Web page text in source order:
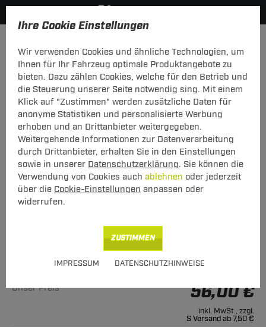
Ihre Cookie Einstellungen
Wir verwenden Cookies und ähnliche Technologien, um
Ihnen für Ihr Fahrzeug optimale Produktangebote zu
bieten. Dazu zählen Cookies, welche für den Betrieb und
die Steuerung unserer Seite notwendig sing. Mit einem
Klick auf "Zustimmen" werden zusätzliche Daten für
anonyme Statistiken und personalisierte Werbung
erhoben und an Drittanbieter weitergegeben.
Weitergehende Informationen zur Datenverarbeitung
durch Drittanbieter, erhalten Sie in den Einstellungen
sowie in unserer Datenschutzerklärung. Sie können die
Verwendung von Cookies auch ablehnen oder jederzeit
über die Cookie-Einstellungen anpassen oder
widerrufen.
IMPRESSUM DATENSCHUTZHINWEISE
ZUSTIMMEN
Hier geht's zur Fahrzeugübersicht: Mercedes CLK Cabrio
Neu
Elektrosatz 7-pol. von TowTec:
Mercedes CLK Cabrio Typ A208
Universeller 7-poliger Elektrosatz
Art.-Nr.
T247TT21-485
Alle passenden Modelle
Unser Preis
56,00 €
inkl. MwSt., zzgl.
S Versand ab 7,50 €